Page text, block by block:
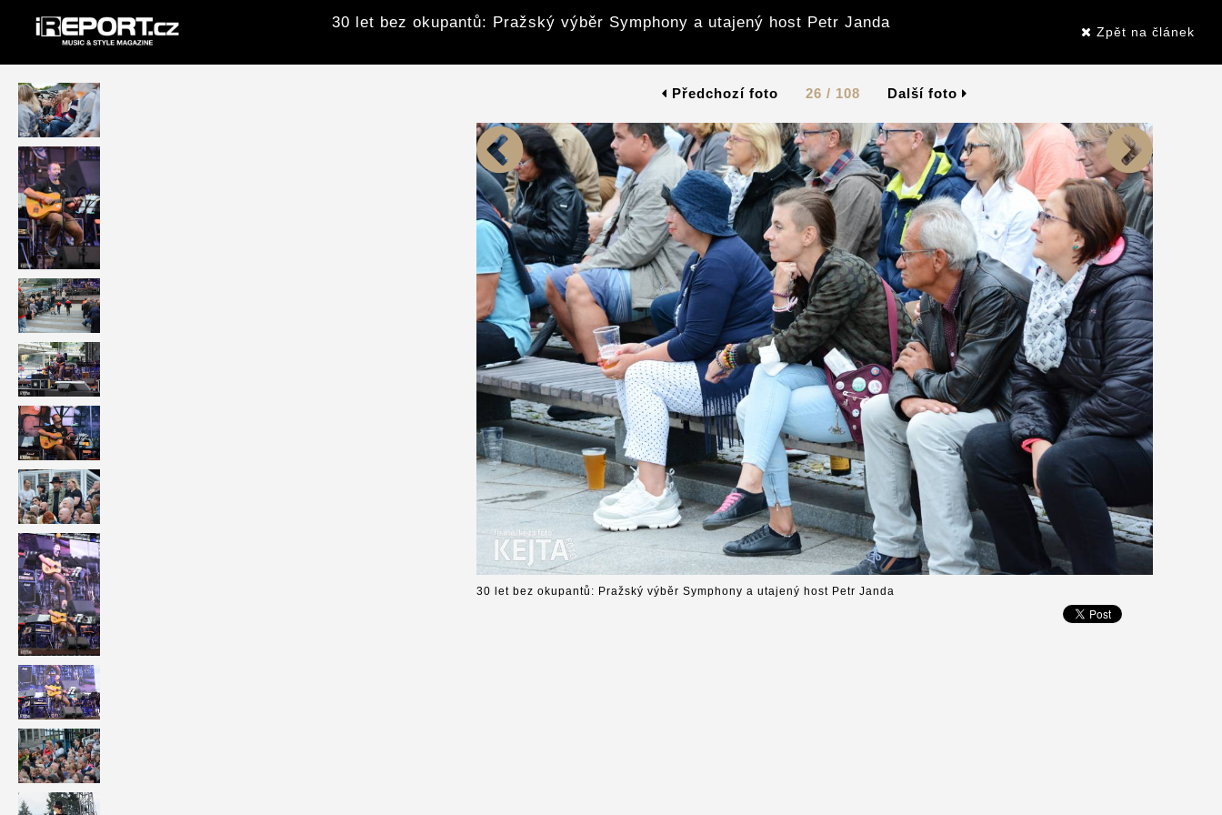
30 let bez okupantů: Pražský výběr Symphony a utajený host Petr Janda
Zpět na článek
Předchozí foto 26 / 108 Další foto
30 let bez okupantů: Pražský výběr Symphony a utajený host Petr Janda